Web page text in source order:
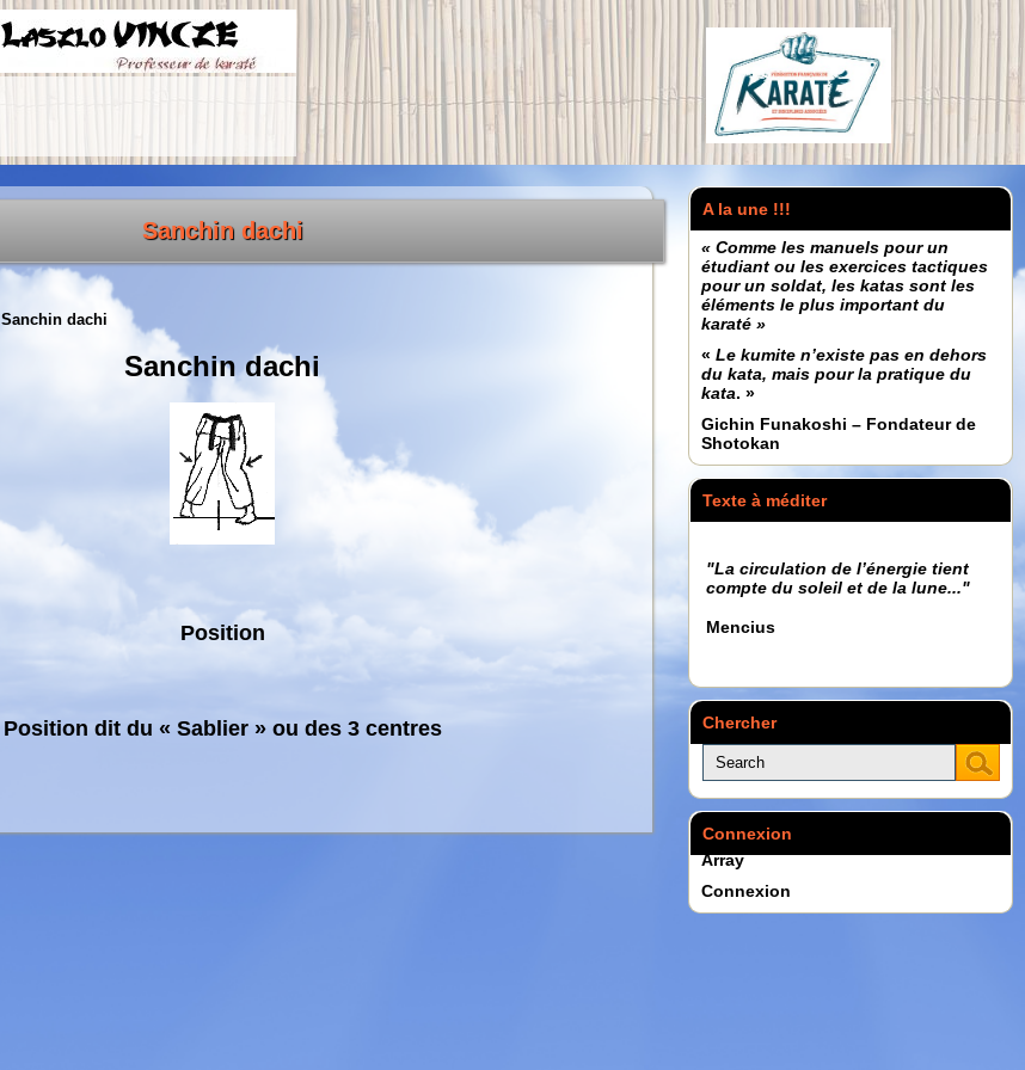
A la une !!!
« Comme les manuels pour un
étudiant ou les exercices tactiques
pour un soldat, les katas sont les
éléments le plus important du
karaté »
« Le kumite n’existe pas en dehors
du kata, mais pour la pratique du
kata. »
Gichin Funakoshi – Fondateur de
Shotokan
Texte à méditer
"La circulation de l’énergie tient
compte du soleil et de la lune..."
Mencius
Chercher
Connexion
Array
Connexion
Sanchin dachi
Sanchin dachi
Sanchin dachi
Position
Position dit du « Sablier » ou des 3 centres